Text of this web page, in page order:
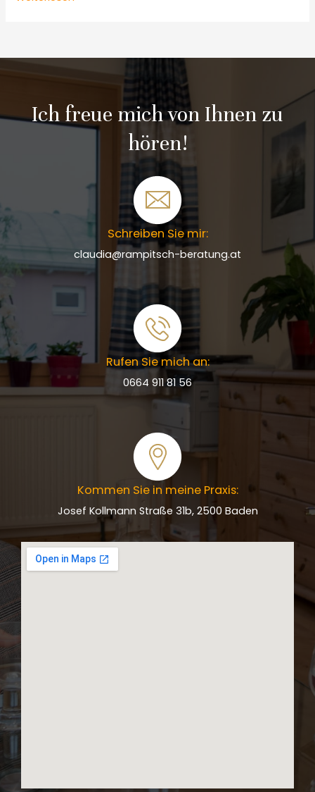
Ich freue mich von Ihnen zu
hören!
Schreiben Sie mir:
claudia@rampitsch-beratung.at
Rufen Sie mich an:
0664 911 81 56
Kommen Sie in meine Praxis:
Josef Kollmann Straße 31b, 2500 Baden